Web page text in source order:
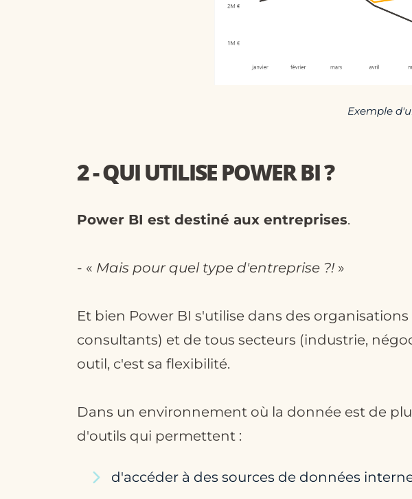
Exemple
2 - QUI UTILISE POWER BI ?
Power BI est destiné aux entreprises.
- « Mais pour quel type d'entreprise ?! »
Et bien Power BI s'utilise dans des
consultants) et de tous secteurs (industrie,
outil, c'est sa flexibilité.
Dans un environnement où la donnée est de
d'outils qui permettent :
d'accéder à des sources de données